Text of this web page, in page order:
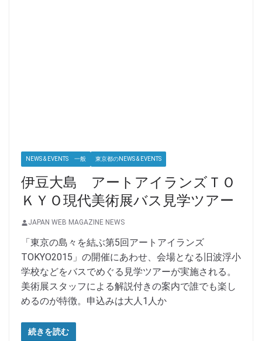
NEWS & EVENTS 一般 東京都のNEWS & EVENTS
伊豆大島 アートアイランズＴＯ
ＫＹＯ現代美術展バス見学ツアー
JAPAN WEB MAGAZINE NEWS
「東京の島々を結ぶ第5回アートアイランズ
TOKYO2015」の開催にあわせ、会場となる旧波浮小
学校などをバスでめぐる見学ツアーが実施される。
美術展スタッフによる解説付きの案内で誰でも楽し
めるのが特徴。申込みは大人1人か
続きを読む